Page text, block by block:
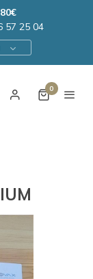
57 25 04
0